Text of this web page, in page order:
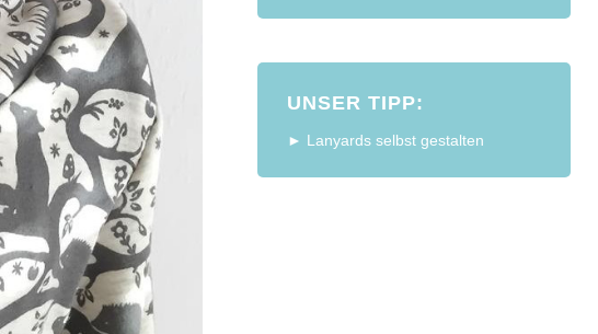
UNSER TIPP:
► Lanyards selbst gestalten